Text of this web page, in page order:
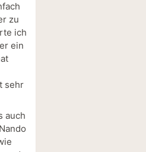
zu
ich
ein
sehr
auch